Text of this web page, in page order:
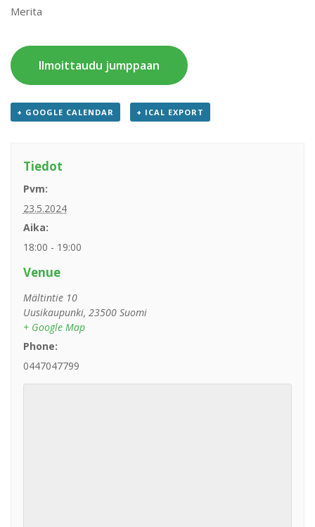
Merita
Ilmoittaudu jumppaan
+ GOOGLE CALENDAR + ICAL EXPORT
Tiedot
Pvm:
23.5.2024
Aika:
18:00 - 19:00
Venue
Mältintie 10
Uusikaupunki, 23500 Suomi
+ Google Map
Phone:
0447047799